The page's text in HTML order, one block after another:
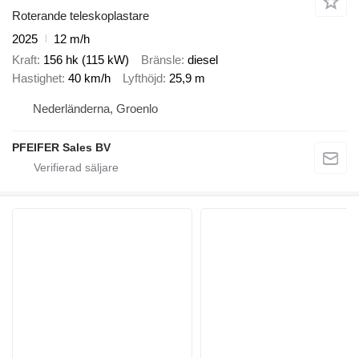
Roterande teleskoplastare
2025
12 m/h
Kraft 156 hk (115 kW) Bränsle diesel
Hastighet 40 km/h Lyfthöjd 25,9 m
Nederländerna, Groenlo
PFEIFER Sales BV